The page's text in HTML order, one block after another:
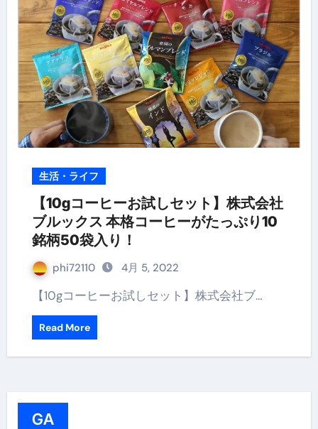
生活・ライフ
【10gコーヒーお試しセット】株式会社
ブルックス 本格コーヒーがたっぷり10
銘柄50袋入り！
phi72110 4月 5, 2022
【10gコーヒーお試しセット】株式会社ブ…
Read More
GA